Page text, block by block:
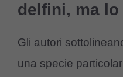
delfini, ma
Gli autori
una specie